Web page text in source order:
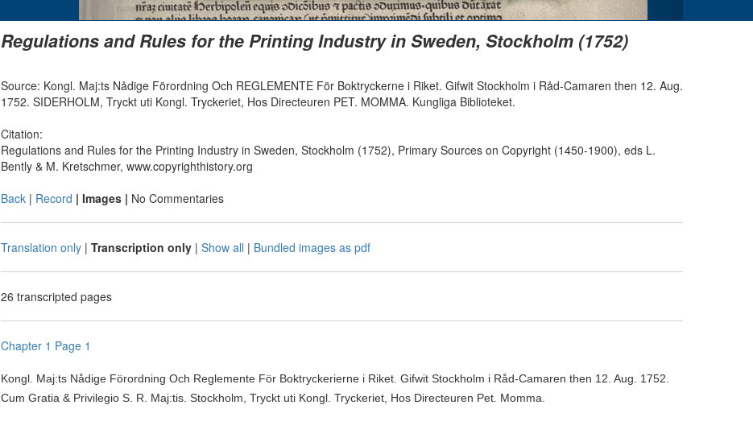
Regulations and Rules for the Printing Industry in Sweden, Stockholm (1752)
Source: Kongl. Maj:ts Nådige Förordning Och REGLEMENTE För Boktryckerne i Riket. Gifwit Stockholm i Råd-Camaren then 12. Aug.
1752. SIDERHOLM, Tryckt uti Kongl. Tryckeriet, Hos Directeuren PET. MOMMA. Kungliga Biblioteket.
Citation:
Regulations and Rules for the Printing Industry in Sweden, Stockholm (1752), Primary Sources on Copyright (1450-1900), eds L.
Bently & M. Kretschmer, www.copyrighthistory.org
Back| Record | Images | No Commentaries
Translation only| Transcription only| Show all | Bundled images as pdf
26 transcripted pages
Chapter 1 Page 1
Kongl. Maj:ts Nådige Förordning Och Reglemente För Boktryckerierne i Riket. Gifwit Stockholm i Råd-Camaren then 12. Aug. 1752.
Cum Gratia & Privilegio S. R. Maj:tis. Stockholm, Tryckt uti Kongl. Tryckeriet, Hos Directeuren Pet. Momma.